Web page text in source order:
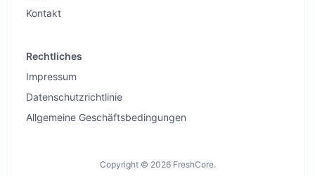
Kontakt
Rechtliches
Impressum
Datenschutzrichtlinie
Allgemeine Geschäftsbedingungen
Copyright © 2026 FreshCore.